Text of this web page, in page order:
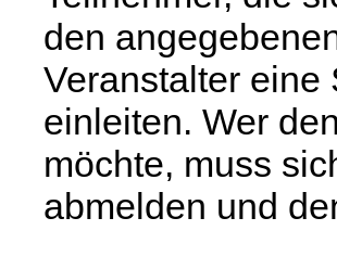
den
Veranstalter eine
einleiten. Wer
möchte, muss
abmelden und